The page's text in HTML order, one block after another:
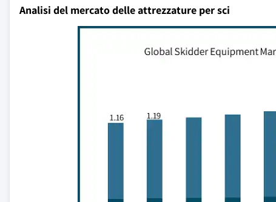
Analisi del mercato delle attrezzature per sci